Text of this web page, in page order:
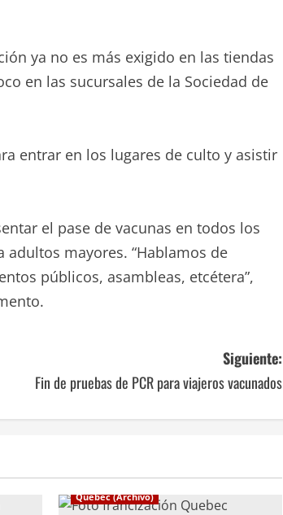
ya no es más exigido en las tiendas
en las sucursales de la Sociedad de
entrar en los lugares de culto y asistir
el pase de vacunas en todos los
mayores. “Hablamos de
públicos, asambleas, etcétera”,
Siguiente:
Fin de pruebas de PCR para viajeros vacunados
Quebec (Archivo)